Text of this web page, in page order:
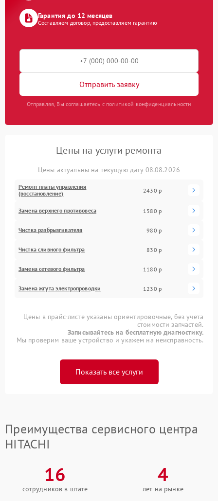
Гарантия до 12 месяцев
Составляем договор, предоставляем гарантию
Отправить заявку
Отправляя, Вы соглашаетесь с политикой конфиденциальности
Цены на услуги ремонта
Цены актуальны на текущую дату 08.08.2026
Ремонт платы управления
(восстановление)
2430 р
Замена верхнего противовеса 1580 р
Чистка разбрызгивателя 980 р
Чистка сливного фильтра 830 р
Замена сетевого фильтра 1180 р
Замена жгута электропроводки 1230 р
Цены в прайс-листе указаны ориентировочные, без учета
стоимости запчастей.
Записывайтесь на бесплатную диагностику.
Мы проверим ваше устройство и укажем на неисправность.
Показать все услуги
Преимущества сервисного центра
HITACHI
16
сотрудников в штате
4
лет на рынке